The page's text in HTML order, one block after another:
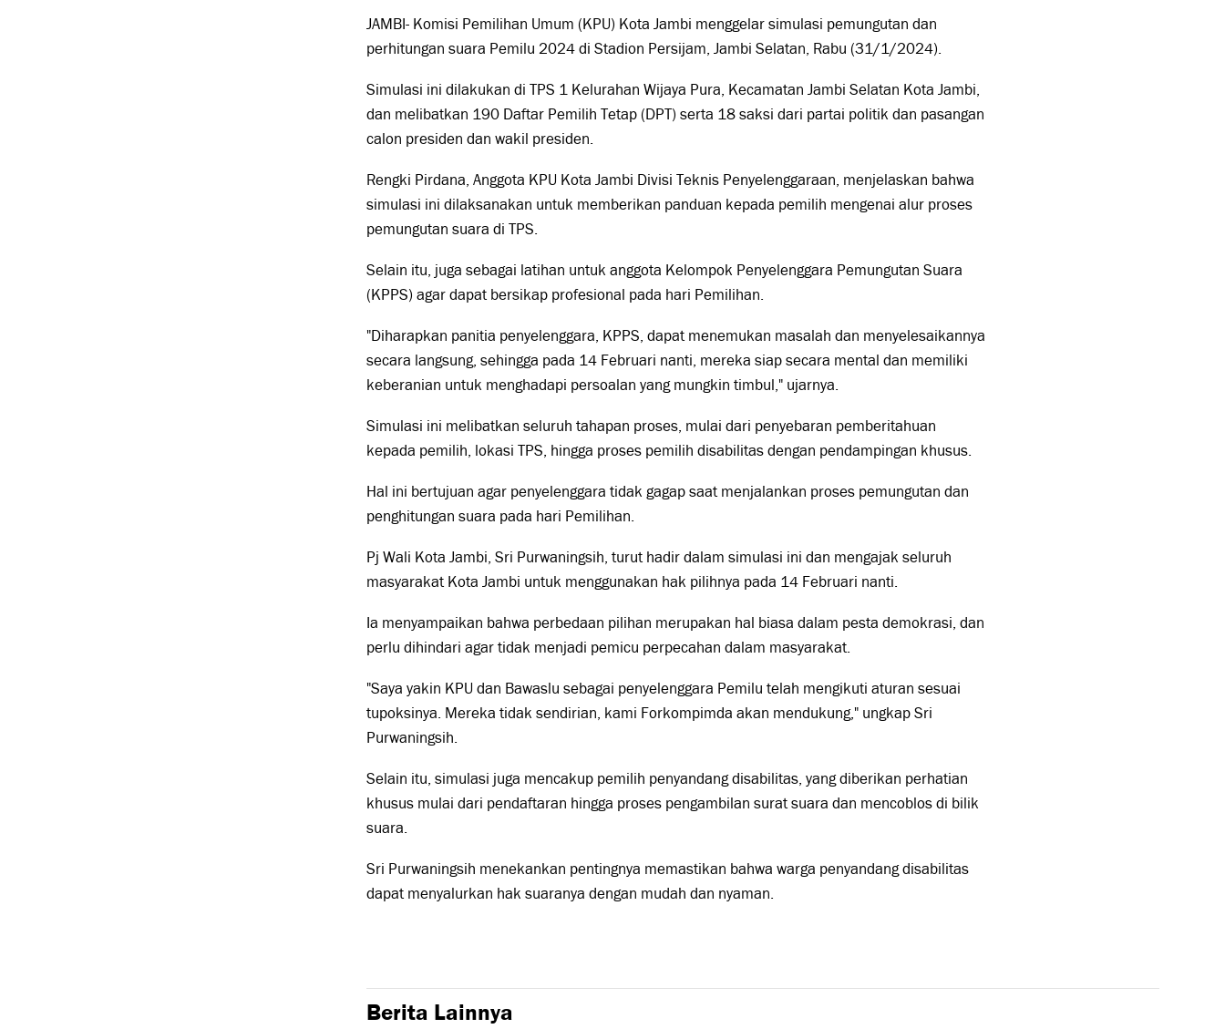
JAMBI- Komisi Pemilihan Umum (KPU) Kota Jambi menggelar simulasi pemungutan dan
perhitungan suara Pemilu 2024 di Stadion Persijam, Jambi Selatan, Rabu (31/1/2024).
Simulasi ini dilakukan di TPS 1 Kelurahan Wijaya Pura, Kecamatan Jambi Selatan Kota Jambi,
dan melibatkan 190 Daftar Pemilih Tetap (DPT) serta 18 saksi dari partai politik dan pasangan
calon presiden dan wakil presiden.
Rengki Pirdana, Anggota KPU Kota Jambi Divisi Teknis Penyelenggaraan, menjelaskan bahwa
simulasi ini dilaksanakan untuk memberikan panduan kepada pemilih mengenai alur proses
pemungutan suara di TPS.
Selain itu, juga sebagai latihan untuk anggota Kelompok Penyelenggara Pemungutan Suara
(KPPS) agar dapat bersikap profesional pada hari Pemilihan.
"Diharapkan panitia penyelenggara, KPPS, dapat menemukan masalah dan menyelesaikannya
secara langsung, sehingga pada 14 Februari nanti, mereka siap secara mental dan memiliki
keberanian untuk menghadapi persoalan yang mungkin timbul," ujarnya.
Simulasi ini melibatkan seluruh tahapan proses, mulai dari penyebaran pemberitahuan
kepada pemilih, lokasi TPS, hingga proses pemilih disabilitas dengan pendampingan khusus.
Hal ini bertujuan agar penyelenggara tidak gagap saat menjalankan proses pemungutan dan
penghitungan suara pada hari Pemilihan.
Pj Wali Kota Jambi, Sri Purwaningsih, turut hadir dalam simulasi ini dan mengajak seluruh
masyarakat Kota Jambi untuk menggunakan hak pilihnya pada 14 Februari nanti.
Ia menyampaikan bahwa perbedaan pilihan merupakan hal biasa dalam pesta demokrasi, dan
perlu dihindari agar tidak menjadi pemicu perpecahan dalam masyarakat.
"Saya yakin KPU dan Bawaslu sebagai penyelenggara Pemilu telah mengikuti aturan sesuai
tupoksinya. Mereka tidak sendirian, kami Forkompimda akan mendukung," ungkap Sri
Purwaningsih.
Selain itu, simulasi juga mencakup pemilih penyandang disabilitas, yang diberikan perhatian
khusus mulai dari pendaftaran hingga proses pengambilan surat suara dan mencoblos di bilik
suara.
Sri Purwaningsih menekankan pentingnya memastikan bahwa warga penyandang disabilitas
dapat menyalurkan hak suaranya dengan mudah dan nyaman.
Berita Lainnya